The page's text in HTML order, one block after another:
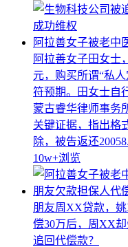
阿拉善女子被老中
阿拉善女子田女士
元，购买所谓“私
符预期。田女士自
蒙古睿华律师事务
关键证据，指出格
除，被告返还
10w+浏览
朋友欠款担保人代
朋友周XX贷款，
偿30万后，周XX
追回代偿款？